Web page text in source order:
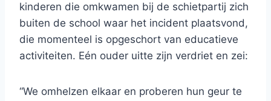
kinderen die omkwamen bij de schietpartij zich
buiten de school waar het incident plaatsvond,
die momenteel is opgeschort van educatieve
activiteiten. Eén ouder uitte zijn verdriet en zei:
“We omhelzen elkaar en proberen hun geur te